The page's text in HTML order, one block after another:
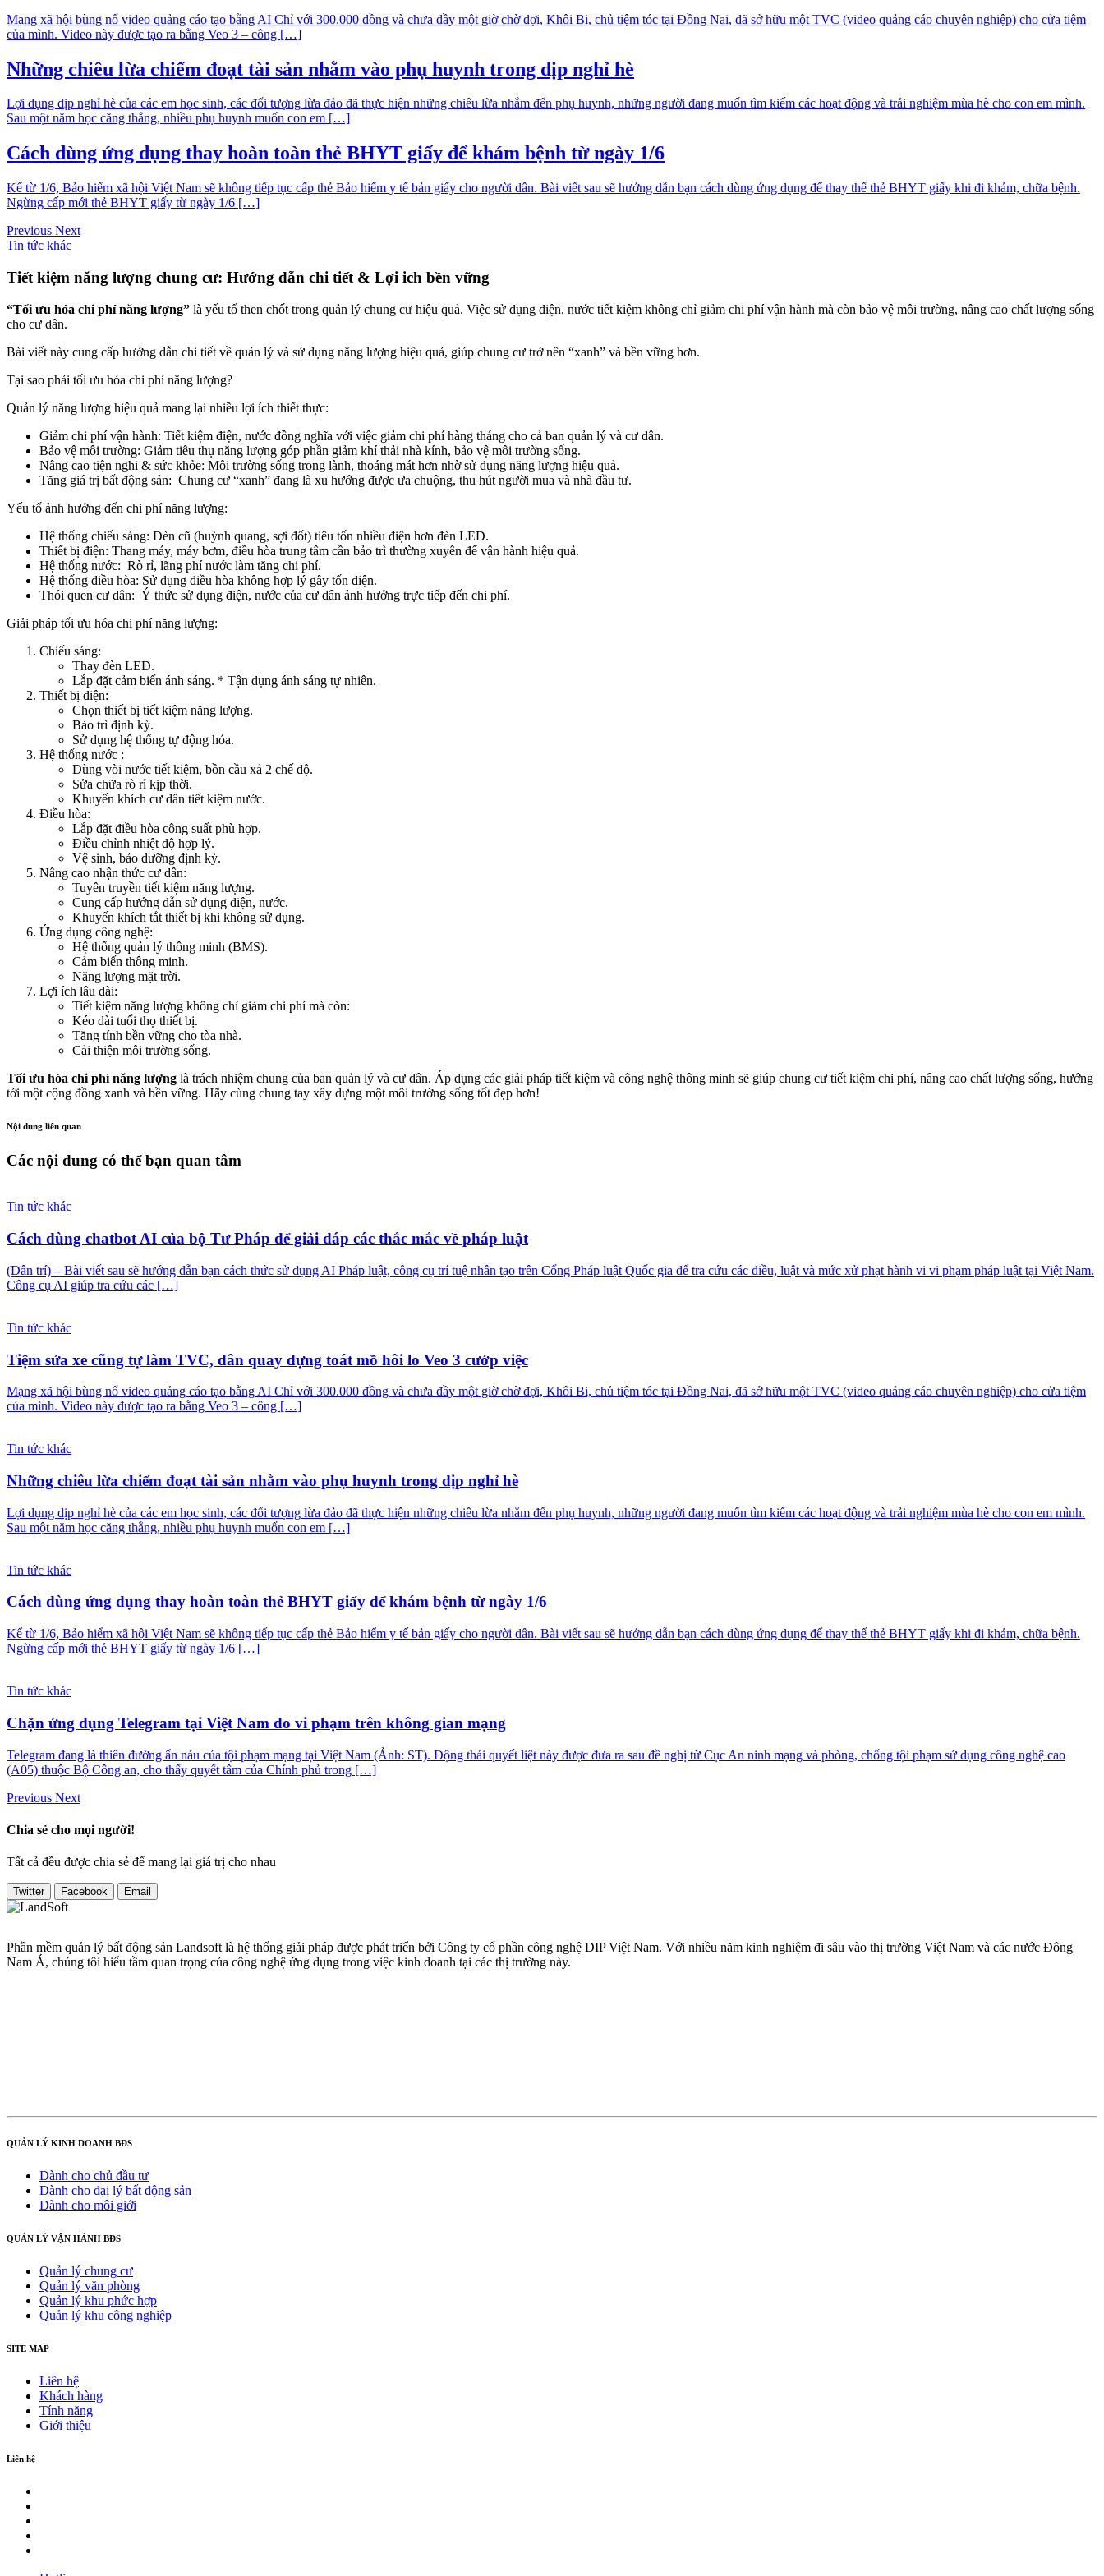
Mạng xã hội bùng nổ video quảng cáo tạo bằng AI Chỉ với 300.000 đồng và chưa đầy một giờ chờ đợi, Khôi Bi, chủ tiệm tóc tại Đồng Nai, đã sở hữu một TVC (video quảng cáo chuyên nghiệp) cho cửa tiệm
của mình. Video này được tạo ra bằng Veo 3 – công […]
Những chiêu lừa chiếm đoạt tài sản nhằm vào phụ huynh trong dịp nghỉ hè
Lợi dụng dịp nghỉ hè của các em học sinh, các đối tượng lừa đảo đã thực hiện những chiêu lừa nhắm đến phụ huynh, những người đang muốn tìm kiếm các hoạt động và trải nghiệm mùa hè cho con em mình.
Sau một năm học căng thẳng, nhiều phụ huynh muốn con em […]
Cách dùng ứng dụng thay hoàn toàn thẻ BHYT giấy để khám bệnh từ ngày 1/6
Kể từ 1/6, Bảo hiểm xã hội Việt Nam sẽ không tiếp tục cấp thẻ Bảo hiểm y tế bản giấy cho người dân. Bài viết sau sẽ hướng dẫn bạn cách dùng ứng dụng để thay thế thẻ BHYT giấy khi đi khám, chữa bệnh.
Ngừng cấp mới thẻ BHYT giấy từ ngày 1/6 […]
Previous Next
Tin tức khác
Tiết kiệm năng lượng chung cư: Hướng dẫn chi tiết & Lợi ich bền vững
“Tối ưu hóa chi phí năng lượng” là yếu tố then chốt trong quản lý chung cư hiệu quả. Việc sử dụng điện, nước tiết kiệm không chỉ giảm chi phí vận hành mà còn bảo vệ môi trường, nâng cao chất lượng sống
cho cư dân.
Bài viết này cung cấp hướng dẫn chi tiết về quản lý và sử dụng năng lượng hiệu quả, giúp chung cư trở nên “xanh” và bền vững hơn.
Tại sao phải tối ưu hóa chi phí năng lượng?
Quản lý năng lượng hiệu quả mang lại nhiều lợi ích thiết thực:
Giảm chi phí vận hành: Tiết kiệm điện, nước đồng nghĩa với việc giảm chi phí hàng tháng cho cả ban quản lý và cư dân.
Bảo vệ môi trường: Giảm tiêu thụ năng lượng góp phần giảm khí thải nhà kính, bảo vệ môi trường sống.
Nâng cao tiện nghi & sức khỏe: Môi trường sống trong lành, thoáng mát hơn nhờ sử dụng năng lượng hiệu quả.
Tăng giá trị bất động sản: Chung cư “xanh” đang là xu hướng được ưa chuộng, thu hút người mua và nhà đầu tư.
Yếu tố ảnh hưởng đến chi phí năng lượng:
Hệ thống chiếu sáng: Đèn cũ (huỳnh quang, sợi đốt) tiêu tốn nhiều điện hơn đèn LED.
Thiết bị điện: Thang máy, máy bơm, điều hòa trung tâm cần bảo trì thường xuyên để vận hành hiệu quả.
Hệ thống nước: Rò rỉ, lãng phí nước làm tăng chi phí.
Hệ thống điều hòa: Sử dụng điều hòa không hợp lý gây tốn điện.
Thói quen cư dân: Ý thức sử dụng điện, nước của cư dân ảnh hưởng trực tiếp đến chi phí.
Giải pháp tối ưu hóa chi phí năng lượng:
Chiếu sáng:
Thay đèn LED.
Lắp đặt cảm biến ánh sáng. * Tận dụng ánh sáng tự nhiên.
Thiết bị điện:
Chọn thiết bị tiết kiệm năng lượng.
Bảo trì định kỳ.
Sử dụng hệ thống tự động hóa.
Hệ thống nước :
Dùng vòi nước tiết kiệm, bồn cầu xả 2 chế độ.
Sửa chữa rò rỉ kịp thời.
Khuyến khích cư dân tiết kiệm nước.
Điều hòa:
Lắp đặt điều hòa công suất phù hợp.
Điều chỉnh nhiệt độ hợp lý.
Vệ sinh, bảo dưỡng định kỳ.
Nâng cao nhận thức cư dân:
Tuyên truyền tiết kiệm năng lượng.
Cung cấp hướng dẫn sử dụng điện, nước.
Khuyến khích tắt thiết bị khi không sử dụng.
Ứng dụng công nghệ:
Hệ thống quản lý thông minh (BMS).
Cảm biến thông minh.
Năng lượng mặt trời.
Lợi ích lâu dài:
Tiết kiệm năng lượng không chỉ giảm chi phí mà còn:
Kéo dài tuổi thọ thiết bị.
Tăng tính bền vững cho tòa nhà.
Cải thiện môi trường sống.
Tối ưu hóa chi phí năng lượng là trách nhiệm chung của ban quản lý và cư dân. Áp dụng các giải pháp tiết kiệm và công nghệ thông minh sẽ giúp chung cư tiết kiệm chi phí, nâng cao chất lượng sống, hướng
tới một cộng đồng xanh và bền vững. Hãy cùng chung tay xây dựng một môi trường sống tốt đẹp hơn!
Nội dung liên quan
Các nội dung có thể bạn quan tâm
Tin tức khác
Cách dùng chatbot AI của bộ Tư Pháp để giải đáp các thắc mắc về pháp luật
(Dân trí) – Bài viết sau sẽ hướng dẫn bạn cách thức sử dụng AI Pháp luật, công cụ trí tuệ nhân tạo trên Cổng Pháp luật Quốc gia để tra cứu các điều, luật và mức xử phạt hành vi vi phạm pháp luật tại Việt Nam.
Công cụ AI giúp tra cứu các […]
Tin tức khác
Tiệm sửa xe cũng tự làm TVC, dân quay dựng toát mồ hôi lo Veo 3 cướp việc
Mạng xã hội bùng nổ video quảng cáo tạo bằng AI Chỉ với 300.000 đồng và chưa đầy một giờ chờ đợi, Khôi Bi, chủ tiệm tóc tại Đồng Nai, đã sở hữu một TVC (video quảng cáo chuyên nghiệp) cho cửa tiệm
của mình. Video này được tạo ra bằng Veo 3 – công […]
Tin tức khác
Những chiêu lừa chiếm đoạt tài sản nhằm vào phụ huynh trong dịp nghỉ hè
Lợi dụng dịp nghỉ hè của các em học sinh, các đối tượng lừa đảo đã thực hiện những chiêu lừa nhắm đến phụ huynh, những người đang muốn tìm kiếm các hoạt động và trải nghiệm mùa hè cho con em mình.
Sau một năm học căng thẳng, nhiều phụ huynh muốn con em […]
Tin tức khác
Cách dùng ứng dụng thay hoàn toàn thẻ BHYT giấy để khám bệnh từ ngày 1/6
Kể từ 1/6, Bảo hiểm xã hội Việt Nam sẽ không tiếp tục cấp thẻ Bảo hiểm y tế bản giấy cho người dân. Bài viết sau sẽ hướng dẫn bạn cách dùng ứng dụng để thay thế thẻ BHYT giấy khi đi khám, chữa bệnh.
Ngừng cấp mới thẻ BHYT giấy từ ngày 1/6 […]
Tin tức khác
Chặn ứng dụng Telegram tại Việt Nam do vi phạm trên không gian mạng
Telegram đang là thiên đường ẩn náu của tội phạm mạng tại Việt Nam (Ảnh: ST). Động thái quyết liệt này được đưa ra sau đề nghị từ Cục An ninh mạng và phòng, chống tội phạm sử dụng công nghệ cao
(A05) thuộc Bộ Công an, cho thấy quyết tâm của Chính phủ trong […]
Previous Next
Chia sẻ cho mọi người!
Tất cả đều được chia sẻ để mang lại giá trị cho nhau
Twitter Facebook Email
Phần mềm quản lý bất động sản Landsoft là hệ thống giải pháp được phát triển bởi Công ty cổ phần công nghệ DIP Việt Nam. Với nhiều năm kinh nghiệm đi sâu vào thị trường Việt Nam và các nước Đông
Nam Á, chúng tôi hiểu tầm quan trọng của công nghệ ứng dụng trong việc kinh doanh tại các thị trường này.
QUẢN LÝ KINH DOANH BĐS
Dành cho chủ đầu tư
Dành cho đại lý bất động sản
Dành cho môi giới
QUẢN LÝ VẬN HÀNH BĐS
Quản lý chung cư
Quản lý văn phòng
Quản lý khu phức hợp
Quản lý khu công nghiệp
SITE MAP
Liên hệ
Khách hàng
Tính năng
Giới thiệu
Liên hệ